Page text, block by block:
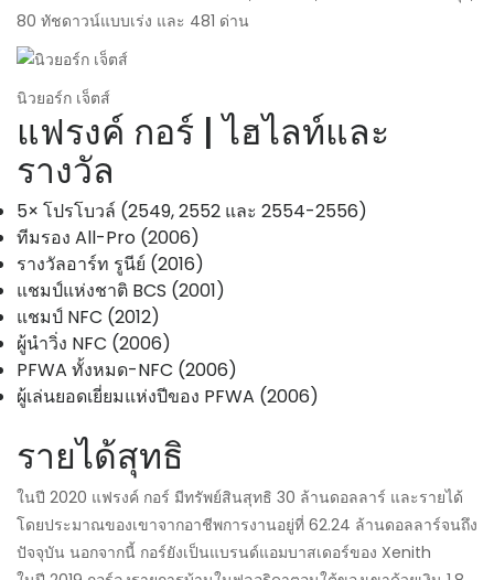
80 ทัชดาวน์แบบเร่ง และ 481 ด่าน
นิวยอร์ก เจ็ตส์
แฟรงค์ กอร์ | ไฮไลท์และ
รางวัล
5× โปรโบวล์ (2549, 2552 และ 2554-2556)
ทีมรอง All-Pro (2006)
รางวัลอาร์ท รูนีย์ (2016)
แชมป์แห่งชาติ BCS (2001)
แชมป์ NFC (2012)
ผู้นำวิ่ง NFC (2006)
PFWA ทั้งหมด-NFC (2006)
ผู้เล่นยอดเยี่ยมแห่งปีของ PFWA (2006)
รายได้สุทธิ
ในปี 2020 แฟรงค์ กอร์ มีทรัพย์สินสุทธิ 30 ล้านดอลลาร์ และรายได้
โดยประมาณของเขาจากอาชีพการงานอยู่ที่ 62.24 ล้านดอลลาร์จนถึง
ปัจจุบัน นอกจากนี้ กอร์ยังเป็นแบรนด์แอมบาสเดอร์ของ Xenith